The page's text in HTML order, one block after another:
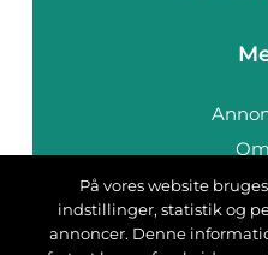
På vores website
indstillinger, statistik og
annoncer. Denne